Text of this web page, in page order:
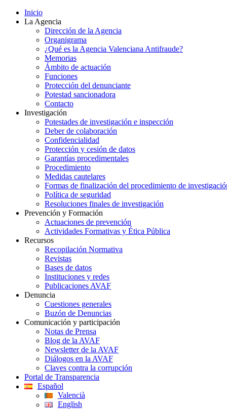
Inicio
La Agencia
Dirección de la Agencia
Organigrama
¿Qué es la Agencia Valenciana Antifraude?
Memorias
Ámbito de actuación
Funciones
Protección del denunciante
Potestad sancionadora
Contacto
Investigación
Potestades de investigación e inspección
Deber de colaboración
Confidencialidad
Protección y cesión de datos
Garantías procedimentales
Procedimiento
Medidas cautelares
Formas de finalización del procedimiento de
Política de seguridad
Resoluciones finales de investigación
Prevención y Formación
Actuaciones de prevención
Actividades Formativas y Ética Pública
Recursos
Recopilación Normativa
Revistas
Bases de datos
Instituciones y redes
Publicaciones AVAF
Denuncia
Cuestiones generales
Buzón de Denuncias
Comunicación y participación
Notas de Prensa
Blog de la AVAF
Newsletter de la AVAF
Diálogos en la AVAF
Claves contra la corrupción
Portal de Transparencia
Español
Valencià
English